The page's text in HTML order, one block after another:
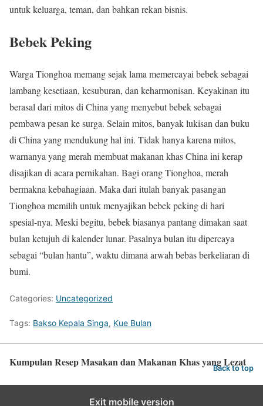
untuk keluarga, teman, dan bahkan rekan bisnis.
Bebek Peking
Warga Tionghoa memang sejak lama memercayai bebek sebagai
lambang kesetiaan, kesuburan, dan keharmonisan. Keyakinan itu
berasal dari mitos di China yang menyebut bebek sebagai
pembawa pesan ke surga. Selain mitos, banyak lukisan dan buku
di China yang mendukung hal ini. Tidak hanya karena mitos,
warnanya yang merah membuat makanan khas China ini kerap
disajikan di acara pernikahan. Bagi orang Tionghoa, merah
bermakna kebahagiaan. Maka dari itulah banyak pasangan
Tionghoa memilih untuk menyajikan bebek peking di hari
spesial-nya. Meski begitu, bebek biasanya pantang dimakan saat
bulan ketujuh di kalender lunar. Pasalnya bulan itu dipercaya
sebagai “bulan hantu”, waktu dimana arwah bebas berkeliaran di
bumi.
Categories: Uncategorized
Tags: Bakso Kepala Singa, Kue Bulan
Kumpulan Resep Masakan dan Makanan Khas yang Lezat
Back to top
Exit mobile version